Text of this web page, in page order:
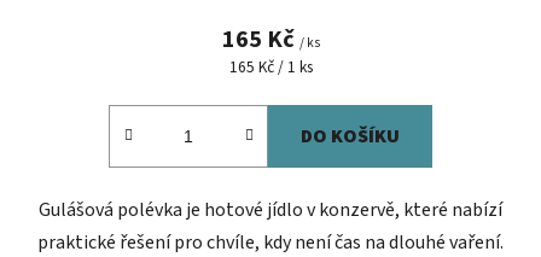
165 Kč / ks
Měrná
165 Kč / 1 ks
DO KOŠÍKU
Gulášová polévka je hotové jídlo v konzervě, které nabízí
praktické řešení pro chvíle, kdy není čas na dlouhé vaření.